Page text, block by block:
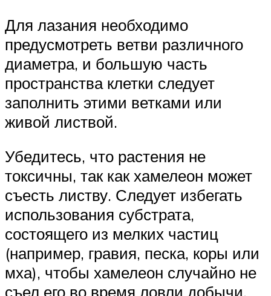
Для лазания необходимо
предусмотреть ветви различного
диаметра, и большую часть
пространства клетки следует
заполнить этими ветками или
живой листвой.
Убедитесь, что растения не
токсичны, так как хамелеон может
съесть листву. Следует избегать
использования субстрата,
состоящего из мелких частиц
(например, гравия, песка, коры или
мха), чтобы хамелеон случайно не
съел его во время ловли добычи.